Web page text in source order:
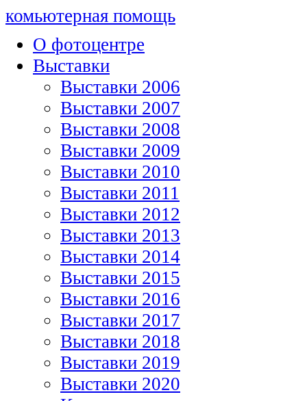
комьютерная помощь
О фотоцентре
Выставки
Выставки 2006
Выставки 2007
Выставки 2008
Выставки 2009
Выставки 2010
Выставки 2011
Выставки 2012
Выставки 2013
Выставки 2014
Выставки 2015
Выставки 2016
Выставки 2017
Выставки 2018
Выставки 2019
Выставки 2020